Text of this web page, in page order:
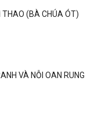
(BÀ CHÚA ÓT)
VÀ NỖI OAN RUNG